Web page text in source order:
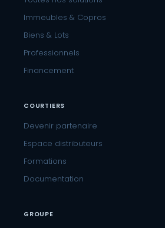
Immeubles & Copros
Biens & Lots
Professionnels
Financement
COURTIERS
Devenir partenaire
Espace distributeurs
Formations
Documentation
GROUPE